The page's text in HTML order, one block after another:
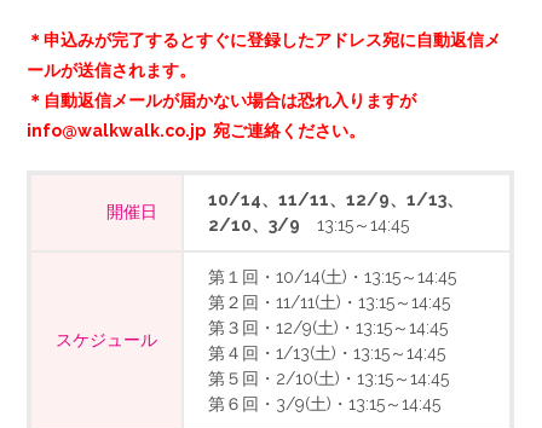
＊申込みが完了するとすぐに登録したアドレス宛に自動返信メ
ールが送信されます。
＊自動返信メールが届かない場合は恐れ入りますが
info@walkwalk.co.jp 宛ご連絡ください。
開催日
10/14、11/11、12/9、1/13、
2/10、3/9 13:15～14:45
スケジュール
第１回・10/14(土)・13:15～14:45
第２回・11/11(土)・13:15～14:45
第３回・12/9(土)・13:15～14:45
第４回・1/13(土)・13:15～14:45
第５回・2/10(土)・13:15～14:45
第６回・3/9(土)・13:15～14:45